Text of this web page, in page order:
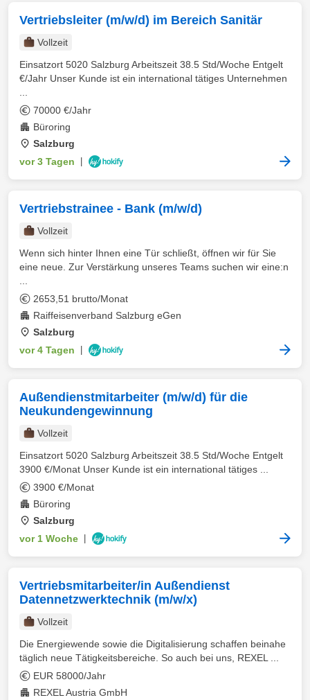
Vertriebsleiter (m/w/d) im Bereich Sanitär
Vollzeit
Einsatzort 5020 Salzburg Arbeitszeit 38.5 Std/Woche Entgelt
€/Jahr Unser Kunde ist ein international tätiges Unternehmen
70000 €/Jahr
Büroring
Salzburg
vor 3 Tagen
Vertriebstrainee - Bank (m/w/d)
Vollzeit
Wenn sich hinter Ihnen eine Tür schließt, öffnen wir für Sie
eine neue. Zur Verstärkung unseres Teams suchen wir eine:n
2653,51 brutto/Monat
Raiffeisenverband Salzburg eGen
Salzburg
vor 4 Tagen
Außendienstmitarbeiter (m/w/d) für die
Neukundengewinnung
Vollzeit
Einsatzort 5020 Salzburg Arbeitszeit 38.5 Std/Woche Entgelt
3900 €/Monat Unser Kunde ist ein international tätiges ...
3900 €/Monat
Büroring
Salzburg
vor 1 Woche
Vertriebsmitarbeiter/in Außendienst
Datennetzwerktechnik (m/w/x)
Vollzeit
Die Energiewende sowie die Digitalisierung schaffen beinahe
täglich neue Tätigkeitsbereiche. So auch bei uns, REXEL ...
EUR 58000/Jahr
REXEL Austria GmbH